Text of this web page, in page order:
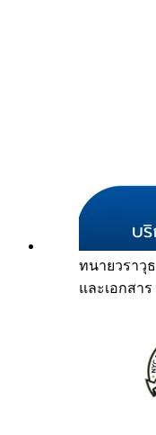
ทนายวราวุธ
และเอกสาร